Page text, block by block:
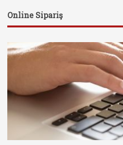
Online Sipariş